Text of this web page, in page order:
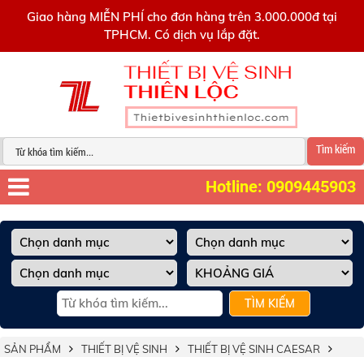
Giao hàng MIỄN PHÍ cho đơn hàng trên 3.000.000đ tại
TPHCM. Có dịch vụ lắp đặt.
Tìm kiếm
Hotline: 0909445903
TÌM KIẾM
SẢN PHẨM THIẾT BỊ VỆ SINH
THIẾT BỊ VỆ SINH CAESAR
0909445903